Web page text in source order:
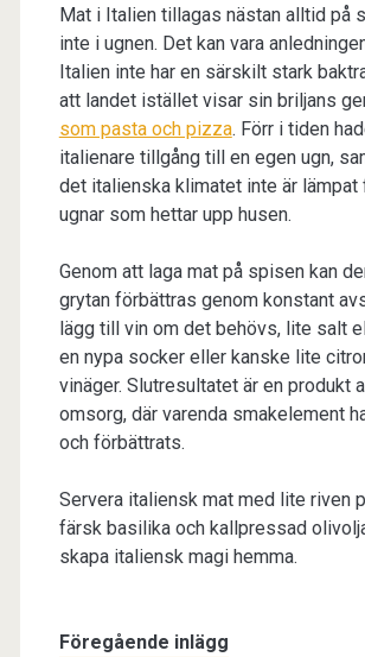
Mat i Italien tillagas nästan alltid på
inte i ugnen. Det kan vara
Italien inte har en särskilt stark
att landet istället visar sin briljans
som pasta och pizza. Förr i tiden
italienare tillgång till en egen ugn,
det italienska klimatet inte är lämpat
ugnar som hettar upp husen.
Genom att laga mat på spisen kan
grytan förbättras genom konstant
lägg till vin om det behövs, lite salt
en nypa socker eller kanske lite
vinäger. Slutresultatet är en produkt
omsorg, där varenda smakelement
och förbättrats.
Servera italiensk mat med lite riven
färsk basilika och kallpressad
skapa italiensk magi hemma.
Föregående inlägg